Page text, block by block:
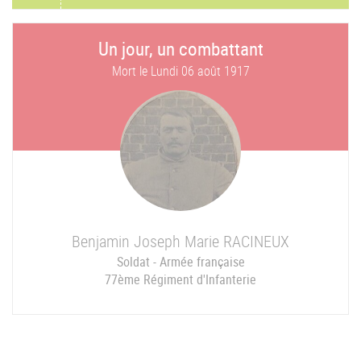
Un jour, un combattant
Mort le Lundi 06 août 1917
Benjamin Joseph Marie RACINEUX
Soldat - Armée française
77ème Régiment d'Infanterie